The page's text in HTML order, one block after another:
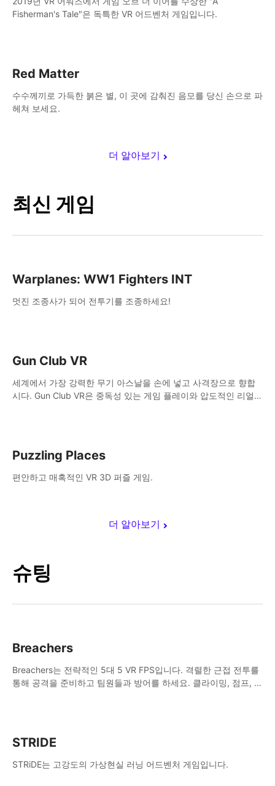
더 알아보기
Fisherman's Tale"은 독특한 VR 어드벤처 게임입니다.
Red Matter
수수께끼로 가득한 붉은 별, 이 곳에 감춰진 음모를 당신 손으로 파
헤쳐 보세요.
최신 게임
더 알아보기
Warplanes: WW1 Fighters INT
멋진 조종사가 되어 전투기를 조종하세요!
Gun Club VR
세계에서 가장 강력한 무기 아스날을 손에 넣고 사격장으로 향합
시다. Gun Club VR은 중독성 있는 게임 플레이와 압도적인 리얼리
Puzzling Places
편안하고 매혹적인 VR 3D 퍼즐 게임.
슈팅
Breachers
Breachers는 전략적인 5대 5 VR FPS입니다. 격렬한 근접 전투를
통해 공격을 준비하고 팀원들과 방어를 하세요. 클라이밍, 점프, 래
STRIDE
STRiDE는 고강도의 가상현실 러닝 어드벤처 게임입니다.